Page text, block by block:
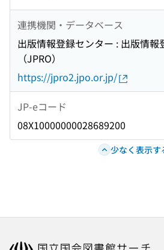
連携機関・データベース
出版情報登録センター : 出版情報
（JPRO）
https://jpro2.jpo.or.jp/
JP-eコード
08X10000000028689200
少なく表示す